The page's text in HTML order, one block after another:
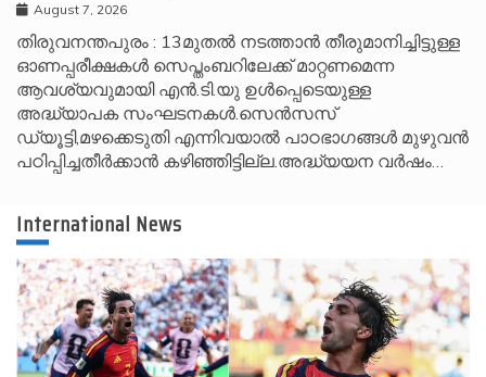
August 7, 2026
തിരുവനന്തപുരം : 13മുതൽ നടത്താൻ തീരുമാനിച്ചിട്ടുള്ള
ഓണപ്പരീക്ഷകൾ സെപ്തംബറിലേക്ക് മാറ്റണമെന്ന
ആവശ്യവുമായി എൻ.ടി.യു ഉൾപ്പെടെയുള്ള
അദ്ധ്യാപക സംഘടനകൾ.സെൻസസ്
ഡ്യൂട്ടി,മഴക്കെടുതി എന്നിവയാൽ പാഠഭാഗങ്ങൾ മുഴുവൻ
പഠിപ്പിച്ചതീർക്കാൻ കഴിഞ്ഞിട്ടില്ല.അദ്ധ്യയന വർഷം…
International News